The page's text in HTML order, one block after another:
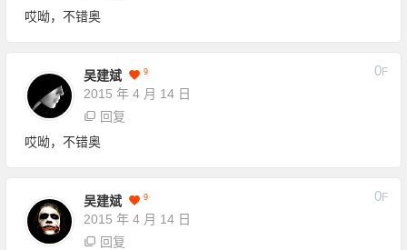
哎呦，不错奥
吴建斌 9
2015 年 4 月 14 日
0F
回复
哎呦，不错奥
吴建斌 9
2015 年 4 月 14 日
0F
回复